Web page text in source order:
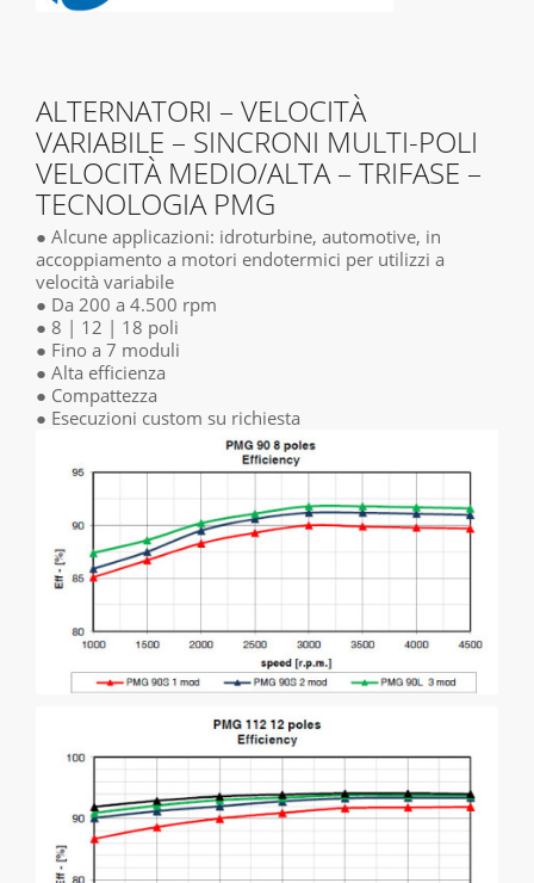
ALTERNATORI – VELOCITÀ
VARIABILE – SINCRONI MULTI-POLI
VELOCITÀ MEDIO/ALTA – TRIFASE –
TECNOLOGIA PMG
● Alcune applicazioni: idroturbine, automotive, in
accoppiamento a motori endotermici per utilizzi a
velocità variabile
● Da 200 a 4.500 rpm
● 8 | 12 | 18 poli
● Fino a 7 moduli
● Alta efficienza
● Compattezza
● Esecuzioni custom su richiesta